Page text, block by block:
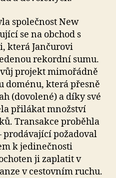
společnost New
se na obchod s
která Jančurovi
rekordní sumu.
projekt mimořádně
doménu, která přesně
(dovolené) a díky své
přilákat množství
Transakce proběhla
požadoval
k jedinečnosti
ji zaplatit v
v cestovním ruchu.